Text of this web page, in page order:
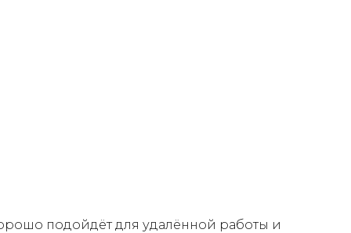
подойдёт для удалённой работы и